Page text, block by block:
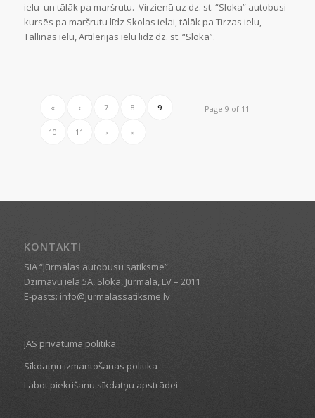
ielu un tālāk pa maršrutu. Virzienā uz dz. st. “Sloka” autobusi
kursēs pa maršrutu līdz Skolas ielai, tālāk pa Tirzas ielu,
Tallinas ielu, Artilērijas ielu līdz dz. st. “Sloka”.
Page 9 of 11
« ‹ 7 8 9
10 11 › »
KONTAKTI
SIA “Jūrmalas autobusu satiksme”
Dzirnavu iela 5A, Sloka, Jūrmala, LV – 2011
E-pasts: info@jurmalassatiksme.lv
JAS privātuma politika
Sīkdatņu izmantošanas politika
Labot piekrišanu sīkdatņu apstrādei